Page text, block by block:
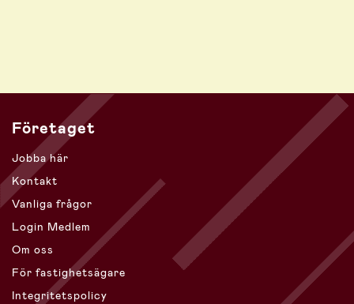
Företaget
Jobba här
Kontakt
Vanliga frågor
Login Medlem
Om oss
För fastighetsägare
Integritetspolicy